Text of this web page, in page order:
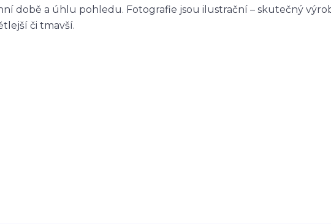
době a úhlu pohledu. Fotografie jsou ilustrační – skutečný
či tmavší.